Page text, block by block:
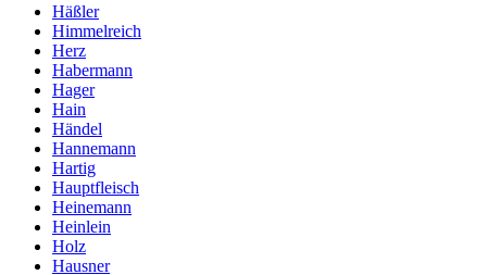
Häßler
Himmelreich
Herz
Habermann
Hager
Hain
Händel
Hannemann
Hartig
Hauptfleisch
Heinemann
Heinlein
Holz
Hausner